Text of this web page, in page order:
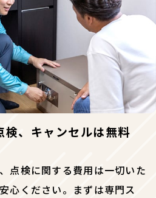
検、キャンセルは無料
点検に関する費用は一切いた
心ください。まずは専門ス